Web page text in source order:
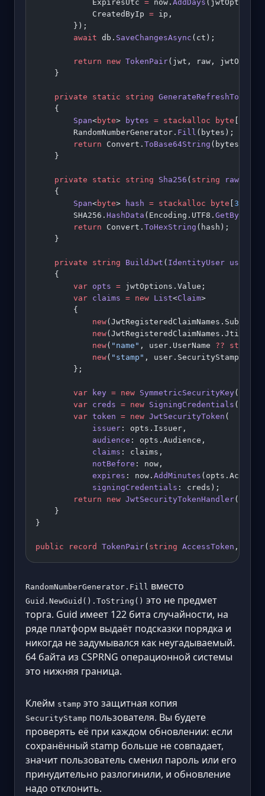
            ExpiresUtc
= now. AddDays
            CreatedByIp
= ip,
        });
        await
db. SaveChangesAsync (ct);
        return
new TokenPair(jwt, raw,
    }
    private
static string GenerateRefreshToken
    {
        Span
<byte> bytes = stackalloc byte
        RandomNumberGenerator.
Fill (bytes);
        return
Convert. ToBase64String (bytes);
    }
    private
static string Sha256 ( string raw
    {
        Span
<byte> hash = stackalloc byte 32
        SHA256.
HashData (Encoding.UTF8. GetBytes
        return
Convert. ToHexString (hash);
    }
    private
string BuildJwt ( IdentityUser user
    {
        var
opts = jwtOptions.Value;
        var
claims = new List<Claim>
        {
            new
(JwtRegisteredClaimNames.Sub,
            new
(JwtRegisteredClaimNames.Jti,
            new
( "name" , user.UserName ?? string
            new
( "stamp" , user.SecurityStamp
        };
        var
key = new SymmetricSecurityKey
        var
creds = new SigningCredentials (key,
        var
token = new JwtSecurityToken (
            issuer
: opts.Issuer,
            audience
: opts.Audience,
            claims
: claims,
            notBefore
: now,
            expires
: now. AddMinutes
            signingCredentials
: creds);
        return
new JwtSecurityTokenHandler().
    }
}
public record TokenPair( string AccessToken ,
RandomNumberGenerator.Fill вместо
Guid.NewGuid().ToString() это не предмет
торга. Guid имеет 122 бита случайности, на
ряде платформ выдаёт подсказки порядка и
никогда не задумывался как неугадываемый.
64 байта из CSPRNG операционной системы
это нижняя граница.
Клейм stamp это защитная копия
SecurityStamp пользователя. Вы будете
проверять её при каждом обновлении: если
сохранённый stamp больше не совпадает,
значит пользователь сменил пароль или его
принудительно разлогинили, и обновление
надо отклонить.